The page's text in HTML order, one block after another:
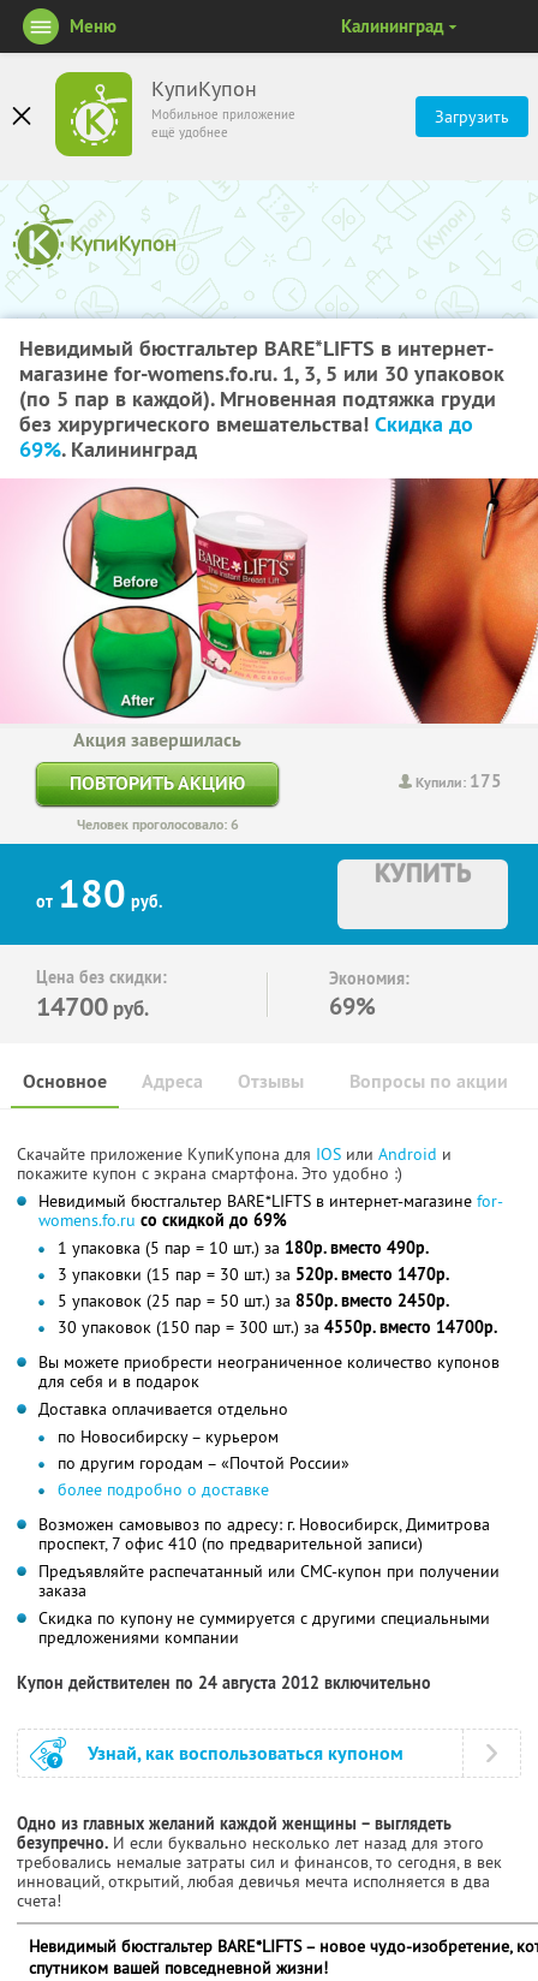
КупиКупон
Мобильное приложение
ещё удобнее
Загрузить
Меню Калининград
Невидимый бюстгальтер BARE*LIFTS в интернет-
магазине for-womens.fo.ru. 1, 3, 5 или 30 упаковок
(по 5 пар в каждой). Мгновенная подтяжка груди
без хирургического вмешательства! Скидка до
69%. Калининград
Купили: 175
Акция завершилась
ПОВТОРИТЬ АКЦИЮ
Человек проголосовало: 6
от 180 руб.
КУПИТЬ
Цена без скидки:
14700 руб.
Экономия:
69%
Основное Отзывы Вопросы по акции
Адреса
Скачайте приложение КупиКупона для IOS или Android и
покажите купон с экрана смартфона. Это удобно :)
Невидимый бюстгальтер BARE*LIFTS в интернет-магазине for-
womens.fo.ru со скидкой до 69%
1 упаковка (5 пар = 10 шт.) за 180р. вместо 490р.
3 упаковки (15 пар = 30 шт.) за 520р. вместо 1470р.
5 упаковок (25 пар = 50 шт.) за 850р. вместо 2450р.
30 упаковок (150 пар = 300 шт.) за 4550р. вместо 14700р.
Вы можете приобрести неограниченное количество купонов
для себя и в подарок
Доставка оплачивается отдельно
по Новосибирску – курьером
по другим городам – «Почтой России»
более подробно о доставке
Возможен самовывоз по адресу: г. Новосибирск, Димитрова
проспект, 7 офис 410 (по предварительной записи)
Предъявляйте распечатанный или СМС-купон при получении
заказа
Скидка по купону не суммируется с другими специальными
предложениями компании
Купон действителен по 24 августа 2012 включительно
Узнай, как воспользоваться купоном
Одно из главных желаний каждой женщины – выглядеть
безупречно. И если буквально несколько лет назад для этого
требовались немалые затраты сил и финансов, то сегодня, в век
инноваций, открытий, любая девичья мечта исполняется в два
счета!
Невидимый бюстгальтер BARE*LIFTS – новое чудо-изобретение,
спутником вашей повседневной жизни!